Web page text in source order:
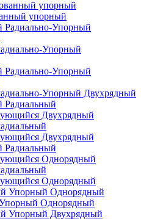
упорный
Упорный
Упорный Двухрядный
Двухрядный
Однорядный
Однорядный